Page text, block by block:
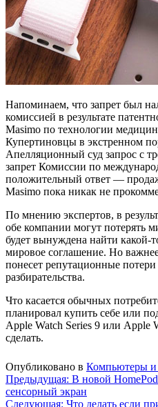
Напоминаем, что запрет был
комиссией в результате
Masimo по технологии
Купертиновцы в экстренном
Апелляционный суд запрос с
запрет Комиссии по
положительный ответ —
Masimo пока никак не
По мнению экспертов, в
обе компании могут потерять
будет вынуждена найти какой-
мировое соглашение. Но
понесет репутационные потери
разбирательства.
Что касается обычных
планировал купить себе или
Apple Watch Sеries 9 или Apple
сделать.
Опубликовано в Компьютеры и
Навигация
по
Предыдущая: В новой
сенсорный экран
Следующая: Что делать если